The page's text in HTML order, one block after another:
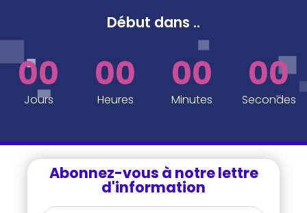
Début dans ..
00
Jours
00
Heures
00
Minutes
00
Secondes
Abonnez-vous à notre lettre
d'information